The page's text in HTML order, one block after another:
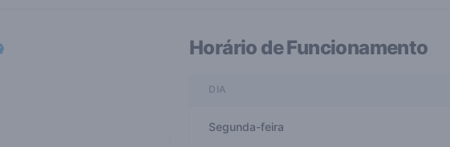
Horário de Funcionamento
DIA
Segunda-feira